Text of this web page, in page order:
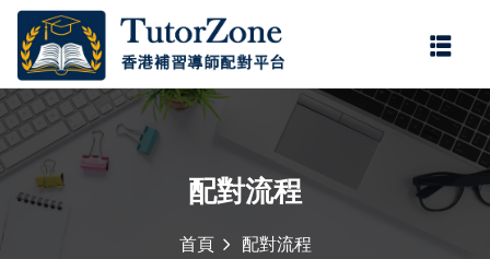
配對流程
首頁 配對流程
登錄